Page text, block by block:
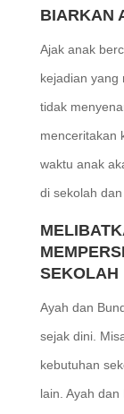
BIARKAN
Ajak anak
kejadian yang
tidak
menceritakan
waktu anak
di sekolah
SEKOLAH
Ayah dan
sejak dini.
kebutuhan
lain. Ayah